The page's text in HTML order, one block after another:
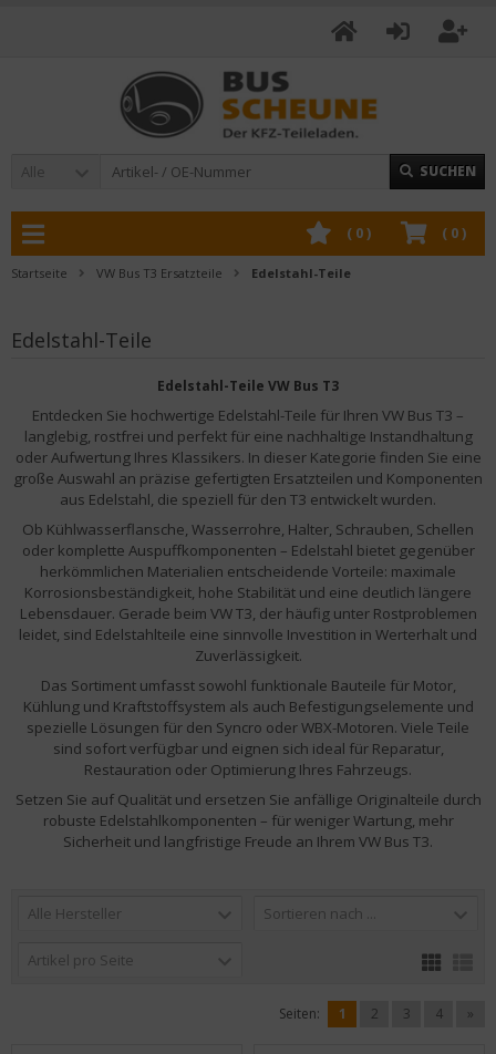
Alle SUCHEN
( 0)
( 0)
Startseite VW Bus T3 Ersatzteile Edelstahl-Teile
Edelstahl-Teile
Edelstahl-Teile VW Bus T3
Entdecken Sie hochwertige Edelstahl-Teile für Ihren VW Bus T3 –
langlebig, rostfrei und perfekt für eine nachhaltige Instandhaltung
oder Aufwertung Ihres Klassikers. In dieser Kategorie finden Sie eine
große Auswahl an präzise gefertigten Ersatzteilen und Komponenten
aus Edelstahl, die speziell für den T3 entwickelt wurden.
Ob Kühlwasserflansche, Wasserrohre, Halter, Schrauben, Schellen
oder komplette Auspuffkomponenten – Edelstahl bietet gegenüber
herkömmlichen Materialien entscheidende Vorteile: maximale
Korrosionsbeständigkeit, hohe Stabilität und eine deutlich längere
Lebensdauer. Gerade beim VW T3, der häufig unter Rostproblemen
leidet, sind Edelstahlteile eine sinnvolle Investition in Werterhalt und
Zuverlässigkeit.
Das Sortiment umfasst sowohl funktionale Bauteile für Motor,
Kühlung und Kraftstoffsystem als auch Befestigungselemente und
spezielle Lösungen für den Syncro oder WBX-Motoren. Viele Teile
sind sofort verfügbar und eignen sich ideal für Reparatur,
Restauration oder Optimierung Ihres Fahrzeugs.
Setzen Sie auf Qualität und ersetzen Sie anfällige Originalteile durch
robuste Edelstahlkomponenten – für weniger Wartung, mehr
Sicherheit und langfristige Freude an Ihrem VW Bus T3.
Alle Hersteller Sortieren nach ...
Artikel pro Seite
Seiten: 1 2 3 4 »